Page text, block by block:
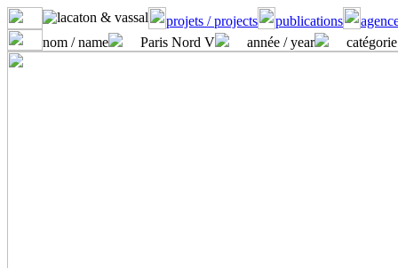
projets / projects publications
nom / name
Paris Nord V année / year